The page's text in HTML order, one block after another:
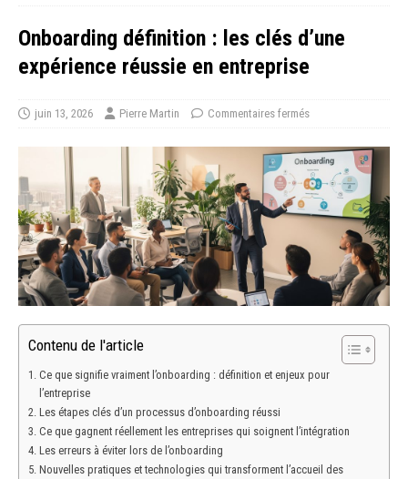
Onboarding définition : les clés d’une
expérience réussie en entreprise
juin 13, 2026 Pierre Martin Commentaires fermés
Contenu de l'article
Ce que signifie vraiment l’onboarding : définition et enjeux pour
l’entreprise
Les étapes clés d’un processus d’onboarding réussi
Ce que gagnent réellement les entreprises qui soignent l’intégration
Les erreurs à éviter lors de l’onboarding
Nouvelles pratiques et technologies qui transforment l’accueil des